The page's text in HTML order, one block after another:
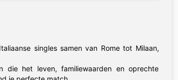
singles samen van Rome tot Milaan,
het leven, familiewaarden en oprechte